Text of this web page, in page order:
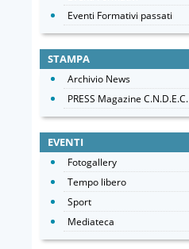
Eventi Formativi passati
STAMPA
Archivio News
PRESS Magazine C.N.D.E.C.
EVENTI
Fotogallery
Tempo libero
Sport
Mediateca